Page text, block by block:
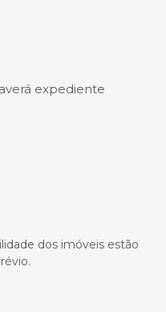
expediente
dos imóveis estão